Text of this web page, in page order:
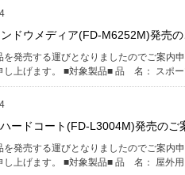
ドウメディア(FD-M6252M)発売
を発売する運びとなりましたのでご案内
し上げます。 ■対象製品■ 品 名： スポ
ードコート(FD-L3004M)発売のご
を発売する運びとなりましたのでご案内
し上げます。 ■対象製品■ 品 名： 屋外